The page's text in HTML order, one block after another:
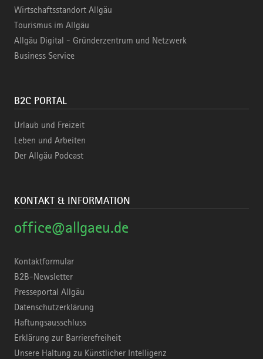
Wirtschaftsstandort Allgäu
Tourismus im Allgäu
Allgäu Digital - Gründerzentrum und Netzwerk
Business Service
B2C PORTAL
Urlaub und Freizeit
Leben und Arbeiten
Der Allgäu Podcast
KONTAKT & INFORMATION
office@allgaeu.de
Kontaktformular
B2B-Newsletter
Presseportal Allgäu
Datenschutzerklärung
Haftungsausschluss
Erklärung zur Barrierefreiheit
Unsere Haltung zu Künstlicher Intelligenz